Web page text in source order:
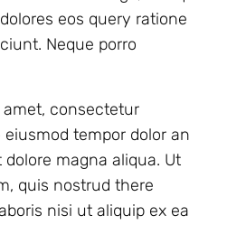
eos query ratione
Neque porro
consectetur
tempor dolor an
magna aliqua. Ut
quis nostrud there
nisi ut aliquip ex ea